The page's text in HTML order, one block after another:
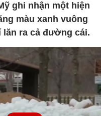
ghi nhận một hiện
màu xanh vuông
ra cả đường cái.